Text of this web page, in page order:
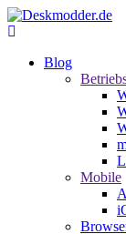
Blog
Mobile